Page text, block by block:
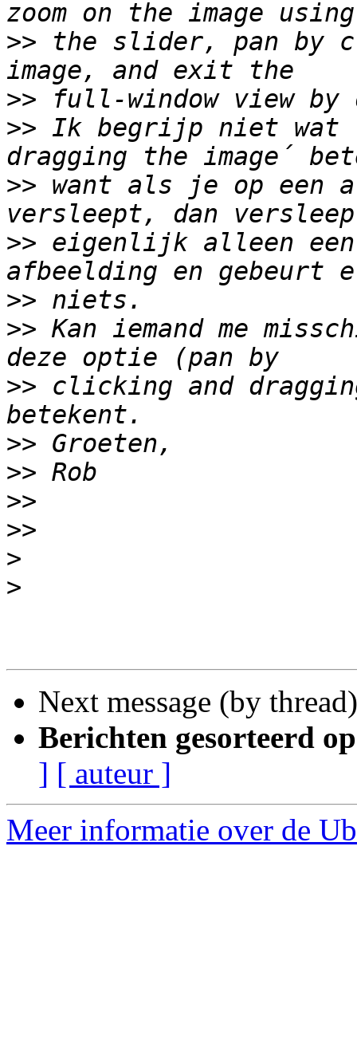
>> the slider, pan by
>>
>> Ik begrijp niet wat
>> want als je op een
>> eigenlijk alleen
>>
>> Kan iemand me
>> clicking and
>>
>>
>>
>>
>
>
Next message (by
Berichten gesorteerd
] [ auteur ]
Meer informatie over de